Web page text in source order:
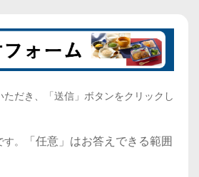
だき、「送信」ボタンをクリックし
。
「任意」はお答えできる範囲